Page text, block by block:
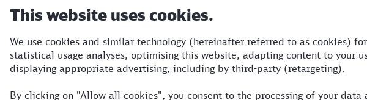
19.08.26
19.08.26